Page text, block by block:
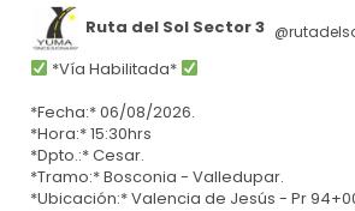
Ruta del Sol Sector 3
*Vía Habilitada*
*Fecha:* 06/08/2026.
*Hora:* 15:30hrs
*Dpto.:* Cesar.
*Tramo:* Bosconia - Valledupar.
*Ubicación:* Valencia de Jesús - Pr